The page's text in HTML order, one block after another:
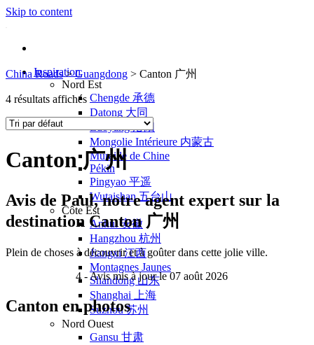
Skip to content
Inspiration
Nord Est
Chengde 承德
Datong 大同
Luoyang 洛阳
Mongolie Intérieure 内蒙古
Muraille de Chine
Pékin
Pingyao 平遥
Wutaishan 五台山
Côte Est
Anhui 安徽
Hangzhou 杭州
Jiangxi 江西
Montagnes Jaunes
Shandong 山东
Shanghai 上海
Suzhou 苏州
Nord Ouest
Gansu 甘肃
China Roads > Guangdong > Canton 广州
4 résultats affichés
Canton 广州
Avis de Paul, notre agent expert sur la
destination Canton 广州
Plein de choses à découvrir et à goûter dans cette jolie ville.
4 - Avis mis à jour le 07 août 2026
Canton en photos